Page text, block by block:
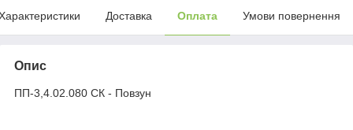
Доставка Оплата Умови повернення
Опис
ПП-3,4.02.080 СК - Повзун